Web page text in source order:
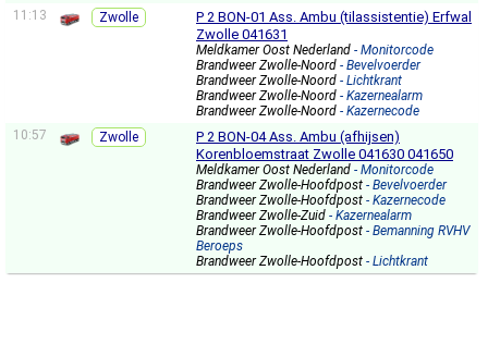
11:13
Zwolle
P 2 BON-01 Ass. Ambu (tilassistentie) Erfwal
Zwolle 041631
Meldkamer Oost Nederland - Monitorcode
Brandweer Zwolle-Noord - Bevelvoerder
Brandweer Zwolle-Noord - Lichtkrant
Brandweer Zwolle-Noord - Kazernealarm
Brandweer Zwolle-Noord - Kazernecode
10:57
Zwolle
P 2 BON-04 Ass. Ambu (afhijsen)
Korenbloemstraat Zwolle 041630 041650
Meldkamer Oost Nederland - Monitorcode
Brandweer Zwolle-Hoofdpost - Bevelvoerder
Brandweer Zwolle-Hoofdpost - Kazernecode
Brandweer Zwolle-Zuid - Kazernealarm
Brandweer Zwolle-Hoofdpost - Bemanning RVHV
Beroeps
Brandweer Zwolle-Hoofdpost - Lichtkrant